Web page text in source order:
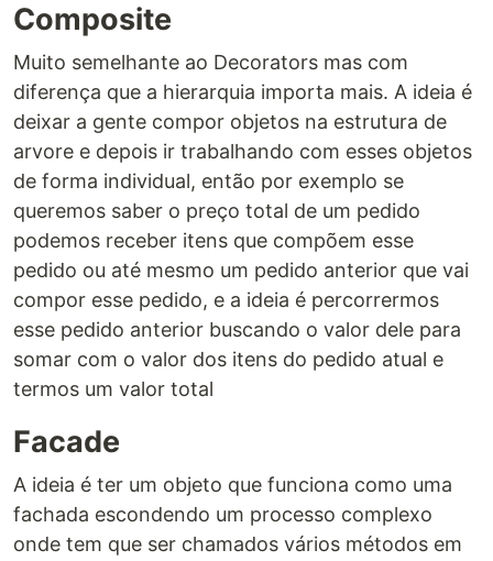
Composite
Muito semelhante ao Decorators mas com
diferença que a hierarquia importa mais. A ideia é
deixar a gente compor objetos na estrutura de
arvore e depois ir trabalhando com esses objetos
de forma individual, então por exemplo se
queremos saber o preço total de um pedido
podemos receber itens que compõem esse
pedido ou até mesmo um pedido anterior que vai
compor esse pedido, e a ideia é percorrermos
esse pedido anterior buscando o valor dele para
somar com o valor dos itens do pedido atual e
termos um valor total
Facade
A ideia é ter um objeto que funciona como uma
fachada escondendo um processo complexo
onde tem que ser chamados vários métodos em